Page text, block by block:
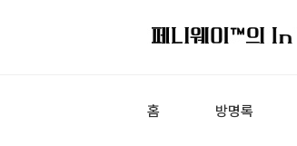
홈 방명록